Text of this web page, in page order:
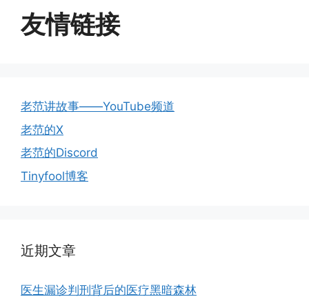
友情链接
老范讲故事——YouTube频道
老范的X
老范的Discord
Tinyfool博客
近期文章
医生漏诊判刑背后的医疗黑暗森林